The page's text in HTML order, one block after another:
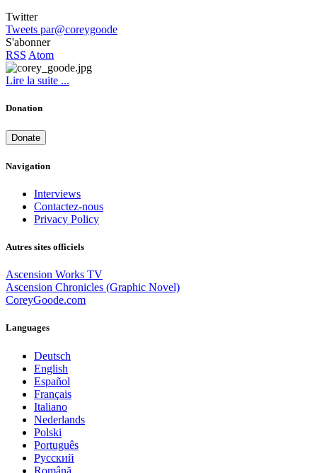
Twitter
Tweets par@coreygoode
S'abonner
RSS Atom
Lire la suite ...
Donation
Donate
Navigation
Interviews
Contactez-nous
Privacy Policy
Autres sites officiels
Ascension Works TV
Ascension Chronicles (Graphic Novel)
CoreyGoode.com
Languages
Deutsch
English
Español
Français
Italiano
Nederlands
Polski
Português
Pусский
Română